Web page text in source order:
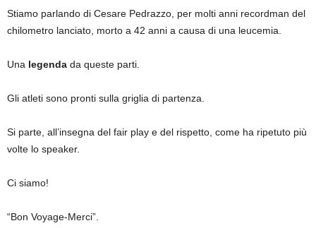
Stiamo parlando di Cesare Pedrazzo, per molti anni recordman del
chilometro lanciato, morto a 42 anni a causa di una leucemia.
Una legenda da queste parti.
Gli atleti sono pronti sulla griglia di partenza.
Si parte, all’insegna del fair play e del rispetto, come ha ripetuto più
volte lo speaker.
Ci siamo!
“Bon Voyage-Merci”.